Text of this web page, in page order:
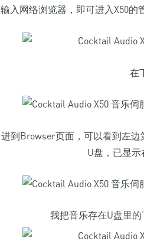
输入网络浏览器，即可进入X50的
在
进到Browser页面，可以看到左边
U盘，已显示
我把音乐存在U盘里的